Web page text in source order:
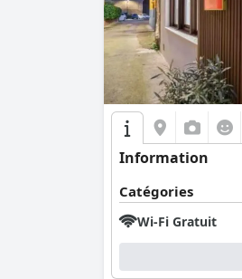
Information
Catégories
Wi-Fi Gratuit